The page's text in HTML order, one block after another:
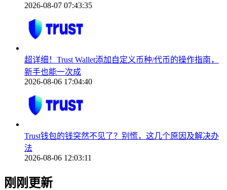
2026-08-07 07:43:35
超详细！Trust Wallet添加自定义币种/代币的操作指南，
新手也能一次成
2026-08-06 17:04:40
Trust钱包的钱突然不见了？别慌，这几个原因及解决办
法
2026-08-06 12:03:11
刚刚更新